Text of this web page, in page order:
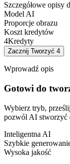
Szczegółowe opisy
Model AI
Proporcje obrazu
Koszt kredytów
4Kredyty
Zacznij Tworzyć 4
Wprowadź opis
Gotowi do
Wybierz tryb,
pozwól AI stworzyć
Inteligentna AI
Szybkie
Wysoka jakość